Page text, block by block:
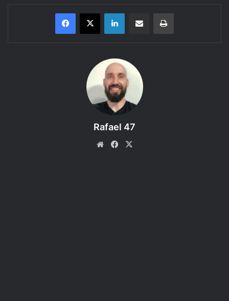
Linkedin Compartilhar via e-mail Imprimir
Rafael 47
WebsiteFacebook